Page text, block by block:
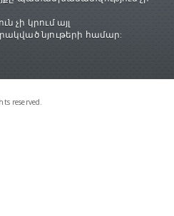
չի կրում այլ
նյութերի համար:
reserved.